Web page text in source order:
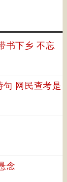
书下乡 不忘
网民查考是
念